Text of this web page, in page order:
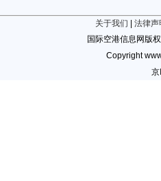
关于我们
法律声
国际空港信息网版
Copyright